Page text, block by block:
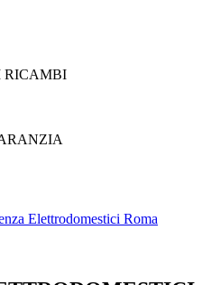
RICAMBI
Elettrodomestici Roma